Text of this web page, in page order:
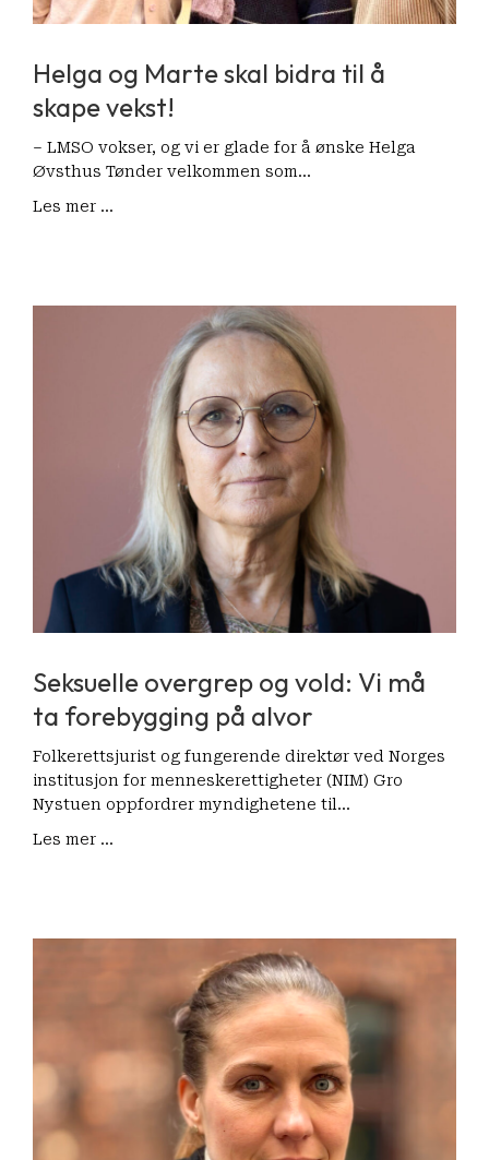
Helga og Marte skal bidra til å
skape vekst!
– LMSO vokser, og vi er glade for å ønske Helga
Øvsthus Tønder velkommen som…
Les mer ...
Seksuelle overgrep og vold: Vi må
ta forebygging på alvor
Folkerettsjurist og fungerende direktør ved Norges
institusjon for menneskerettigheter (NIM) Gro
Nystuen oppfordrer myndighetene til…
Les mer ...